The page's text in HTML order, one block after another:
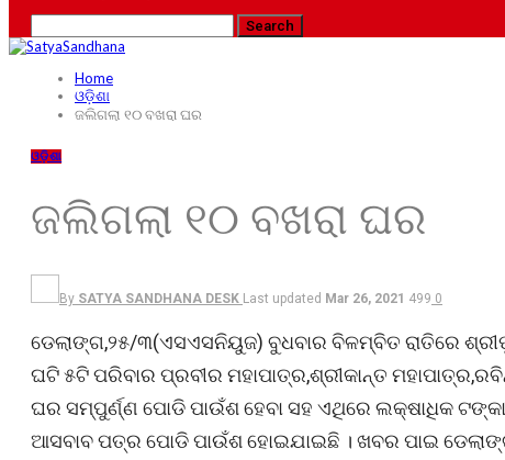
Home
ଓଡ଼ିଶା
ଜଲିଗଲା ୧୦ ବଖରା ଘର
ଓଡ଼ିଶା
ଜଲିଗଲା ୧୦ ବଖରା ଘର
By SATYA SANDHANA DESK Last updated Mar 26, 2021 499 0
ଡେଲାଙ୍ଗ,୨୫/୩(ଏସଏସନିୟୁଜ) ବୁଧବାର ବିଳମ୍ବିତ ରାତିରେ
ଘଟି ୫ଟି ପରିବାର ପ୍ରବୀର ମହାପାତ୍ର,ଶ୍ରୀକାନ୍ତ
ଘର ସମ୍ପୁର୍ଣ୍ଣ ପୋଡି ପାଉଁଶ ହେବା ସହ ଏଥିରେ ଲକ୍ଷାଧିକ
ଆସବାବ ପତ୍ର ପୋଡି ପାଉଁଶ ହୋଇଯାଇଛି । ଖବର ପାଇ